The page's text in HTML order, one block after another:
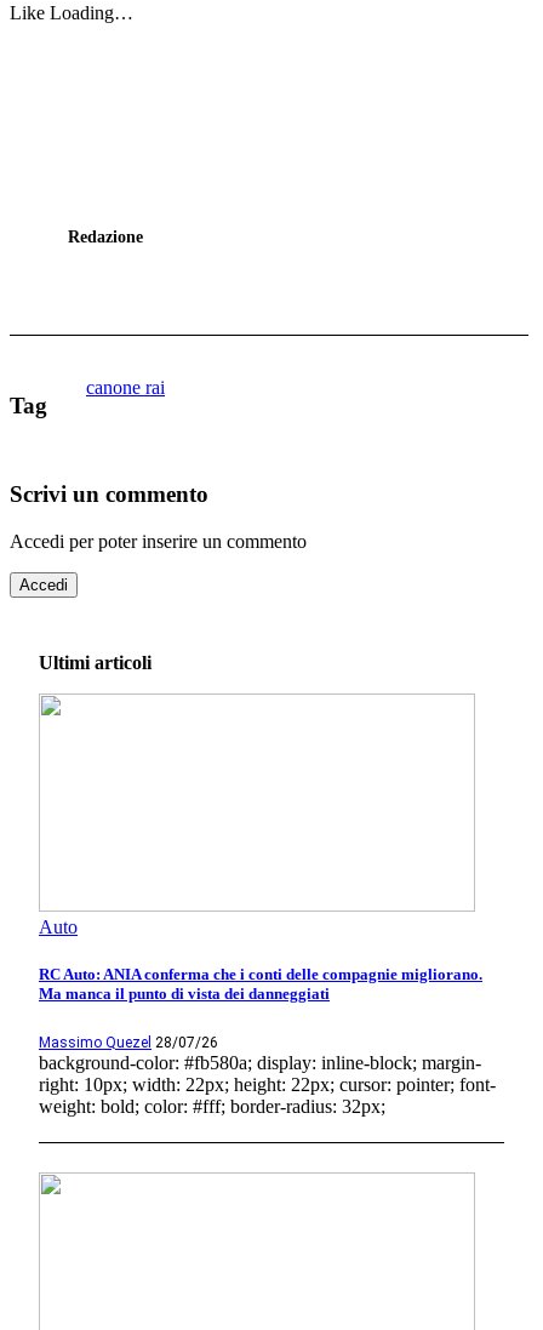
Like Loading…
Redazione
Tag
canone rai
Scrivi un commento
Accedi per poter inserire un commento
Accedi
Ultimi articoli
Auto
RC Auto: ANIA conferma che i conti delle compagnie migliorano.
Ma manca il punto di vista dei danneggiati
Massimo Quezel 28/07/26
background-color: #fb580a; display: inline-block; margin-
right: 10px; width: 22px; height: 22px; cursor: pointer; font-
weight: bold; color: #fff; border-radius: 32px;